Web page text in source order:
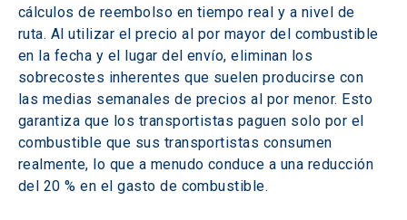
cálculos de reembolso en tiempo real y a nivel de
ruta. Al utilizar el precio al por mayor del combustible
en la fecha y el lugar del envío, eliminan los
sobrecostes inherentes que suelen producirse con
las medias semanales de precios al por menor. Esto
garantiza que los transportistas paguen solo por el
combustible que sus transportistas consumen
realmente, lo que a menudo conduce a una reducción
del 20 % en el gasto de combustible.